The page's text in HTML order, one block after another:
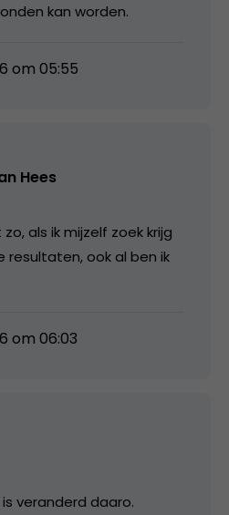
kan worden.
om 05:55
Hees
als ik mijzelf zoek krijg
resultaten, ook al ben ik
om 06:03
veranderd daaro.